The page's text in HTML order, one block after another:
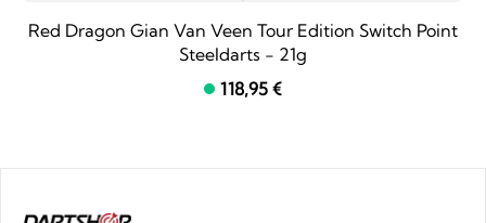
Red Dragon Gian Van Veen Tour Edition Switch Point
Steeldarts - 21g
118,95 €